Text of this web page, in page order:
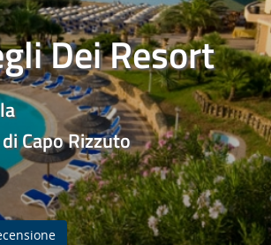
Dei Resort
Capo Rizzuto